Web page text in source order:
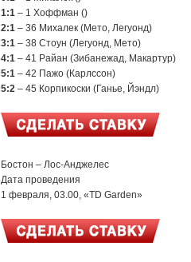
1:1– 1 Хоффман ()
2:1– 36 Михалек (Мето, Легуонд)
3:1– 38 Стоун (Легуонд, Мето)
4:1– 41 Райан (Зибанежад, Макартур)
5:1– 42 Пажо (Карлссон)
5:2– 45 Корпикоски (Ганье, Йэндл)
Бостон – Лос-Анджелес
Дата проведения
1 февраля, 03.00, «TD Garden»